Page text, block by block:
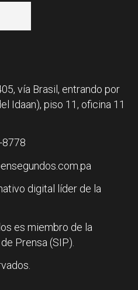
vía Brasil, entrando por
Idaan), piso 11, oficina 11
digital líder de la
es miembro de la
Prensa (SIP).